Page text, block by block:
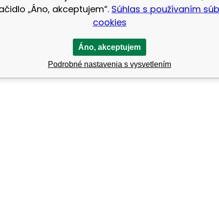
„Áno, akceptujem“. Súhlas s používaním
cookies
Áno, akceptujem
Podrobné nastavenia s vysvetlením